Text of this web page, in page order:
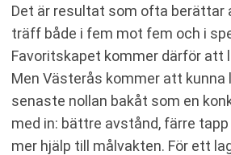
Det är resultat som ofta berättar
träff både i fem mot fem och i
Favoritskapet kommer därför att
Men Västerås kommer att kunna
senaste nollan bakåt som en
med in: bättre avstånd, färre tapp
mer hjälp till målvakten. För ett